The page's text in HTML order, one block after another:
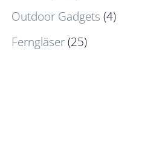
Outdoor Gadgets (4)
Ferngläser(25)